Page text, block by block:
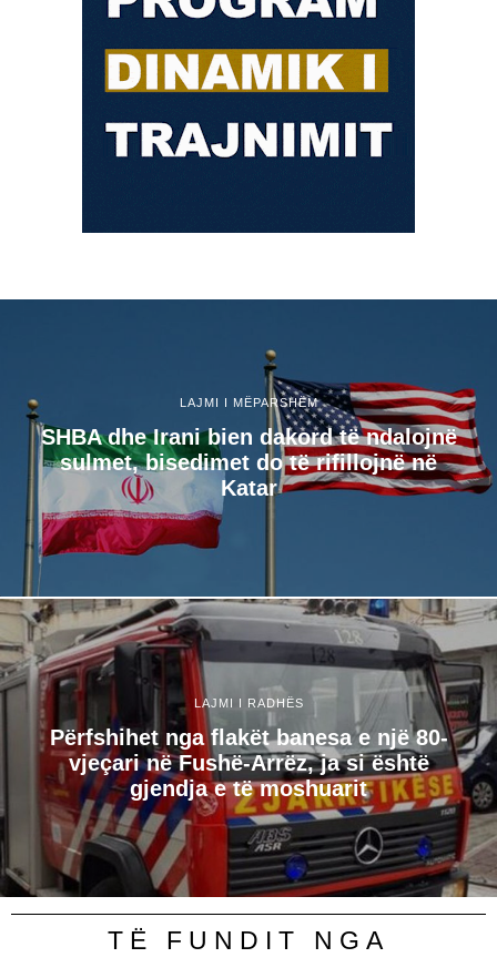
LAJMI I MËPARSHËM
SHBA dhe Irani bien dakord të ndalojnë
sulmet, bisedimet do të rifillojnë në
Katar
LAJMI I RADHËS
Përfshihet nga flakët banesa e një 80-
vjeçari në Fushë-Arrëz, ja si është
gjendja e të moshuarit
TË FUNDIT NGA